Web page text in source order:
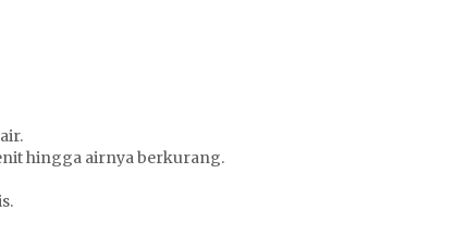
hingga airnya berkurang.